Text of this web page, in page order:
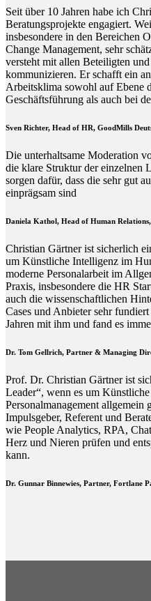
Seit über 10 Jahren habe ich
Beratungsprojekte engagiert.
insbesondere in den Bereichen
Change Management, sehr
versteht mit allen Beteiligten
kommunizieren. Er schafft ein
Arbeitsklima sowohl auf Ebene
Geschäftsführung als auch bei
Sven Richter, Head of HR, GoodMills
Die unterhaltsame Moderation
die klare Struktur der einzelnen
sorgen dafür, dass die sehr gut
einprägsam sind
Daniela Kathol, Head of Human
Christian Gärtner ist sicherlich
um Künstliche Intelligenz im
moderne Personalarbeit im
Praxis, insbesondere die HR
auch die wissenschaftlichen
Cases und Anbieter sehr
Jahren mit ihm und fand es
Dr. Tom Gellrich, Partner & Managing
Prof. Dr. Christian Gärtner ist
Leader“, wenn es um
Personalmanagement allgemein
Impulsgeber, Referent und
wie People Analytics, RPA,
Herz und Nieren prüfen und
kann.
Dr. Gunnar Binnewies, Partner, Fortlane